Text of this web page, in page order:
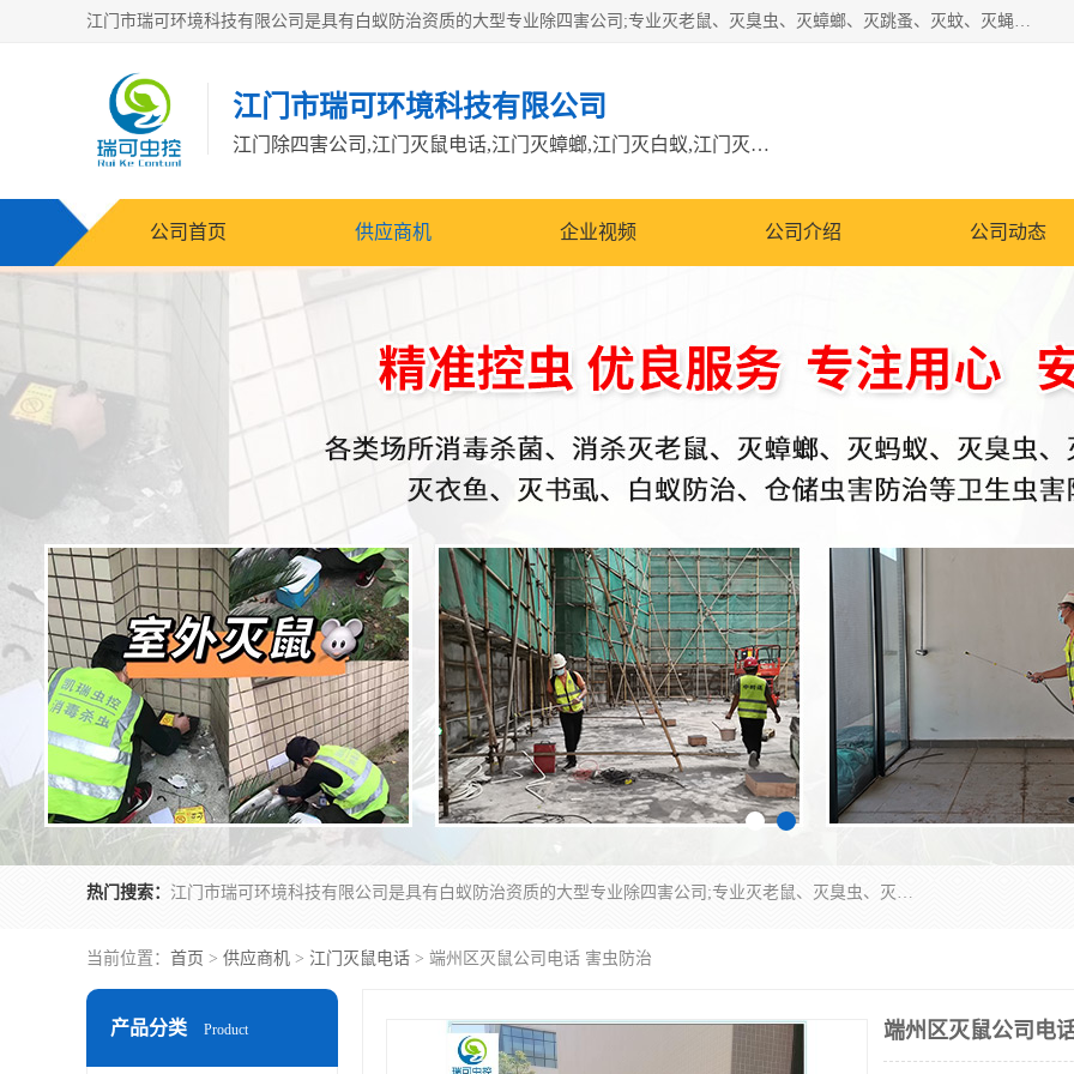
江门市瑞可环境科技有限公司是具有白蚁防治资质的大型专业除四害公司;专业灭老鼠、灭臭虫、灭蟑螂、灭跳蚤、灭蚊、灭蝇、灭白蚁、防蛇等各种害虫的防治。经过多年的努力，公司发展成为集PCO研究、生物制药、害虫防治于一体的专业杀虫灭鼠公司。
江门市瑞可环境科技有限公司
江门除四害公司,江门灭鼠电话,江门灭蟑螂,江门灭白蚁,江门灭鼠江门
公司首页 供应商机 企业视频 公司介绍 公司动态
热门搜索： 江门市瑞可环境科技有限公司是具有白蚁防治资质的大型专业除四害公司;专业灭老鼠、灭臭虫、灭蟑螂、灭跳蚤、灭蚊、灭蝇、灭白蚁、防蛇等各种害虫的防治。经过多年的努力，公司发展成为集PCO研究、生物制药、害虫防治于一体的专业杀虫灭鼠公司。
当前位置： 首页 > 供应商机 > 江门灭鼠电话 > 端州区灭鼠公司电话 害虫防治
产品分类 Product 端州区灭鼠公司电